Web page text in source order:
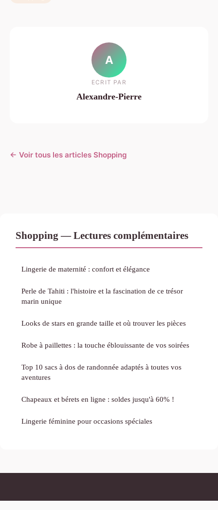
A
ECRIT PAR
Alexandre-Pierre
← Voir tous les articles Shopping
Shopping — Lectures complémentaires
Lingerie de maternité : confort et élégance
Perle de Tahiti : l'histoire et la fascination de ce trésor
marin unique
Looks de stars en grande taille et où trouver les pièces
Robe à paillettes : la touche éblouissante de vos soirées
Top 10 sacs à dos de randonnée adaptés à toutes vos
aventures
Chapeaux et bérets en ligne : soldes jusqu'à 60% !
Lingerie féminine pour occasions spéciales